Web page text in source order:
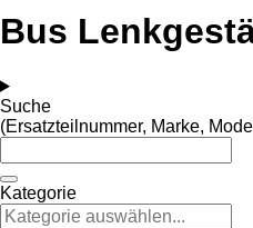
Bus
Suche
(Ersatzteilnummer, Marke,
Kategorie